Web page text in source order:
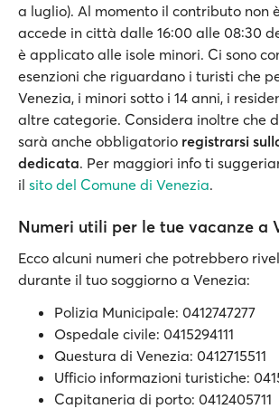
a luglio). Al momento il contributo non
accede in città dalle 16:00 alle 08:30
è applicato alle isole minori. Ci sono
esenzioni che riguardano i turisti che
Venezia, i minori sotto i 14 anni, i
altre categorie. Considera inoltre che
sarà anche obbligatorio registrarsi
dedicata. Per maggiori info ti
il sito del Comune di Venezia.
Numeri utili per le tue vacanze a
Ecco alcuni numeri che potrebbero
durante il tuo soggiorno a Venezia:
Polizia Municipale: 0412747277
Ospedale civile: 0415294111
Questura di Venezia: 0412715511
Ufficio informazioni turistiche:
Capitaneria di porto: 0412405711